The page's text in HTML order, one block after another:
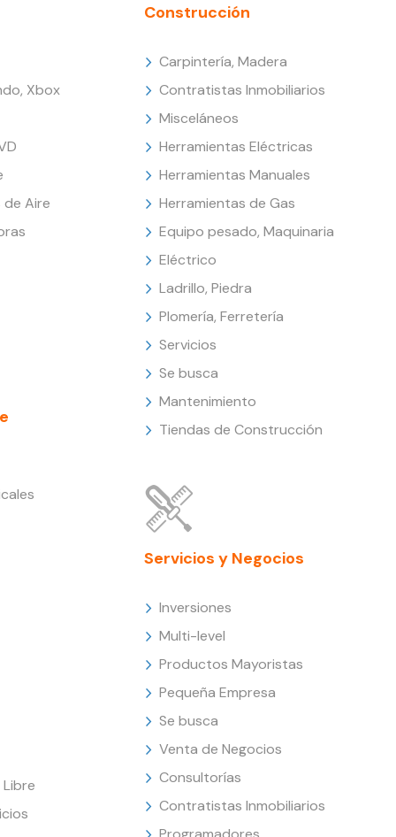
Xbox
Aire
Construcción
Carpintería, Madera
Contratistas Inmobiliarios
Misceláneos
Herramientas Eléctricas
Herramientas Manuales
Herramientas de Gas
Equipo pesado, Maquinaria
Eléctrico
Ladrillo, Piedra
Plomería, Ferretería
Servicios
Se busca
Mantenimiento
Tiendas de Construcción
Servicios y Negocios
Inversiones
Multi-level
Productos Mayoristas
Pequeña Empresa
Se busca
Venta de Negocios
Consultorías
Contratistas Inmobiliarios